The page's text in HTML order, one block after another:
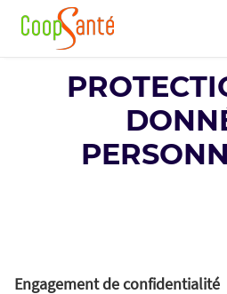
Engagement de confidentialité